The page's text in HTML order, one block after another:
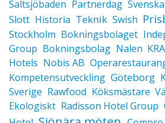
Saltsjöbaden Partnerdag
Slott Historia Teknik Swish
Stockholm Bokningsbolaget
Group Bokningsbolag Nalen
Hotels Nobis AB
Kompetensutveckling Göteborg
Sverige Rawfood Köksmästare
Ekologiskt Radisson Hotel Group